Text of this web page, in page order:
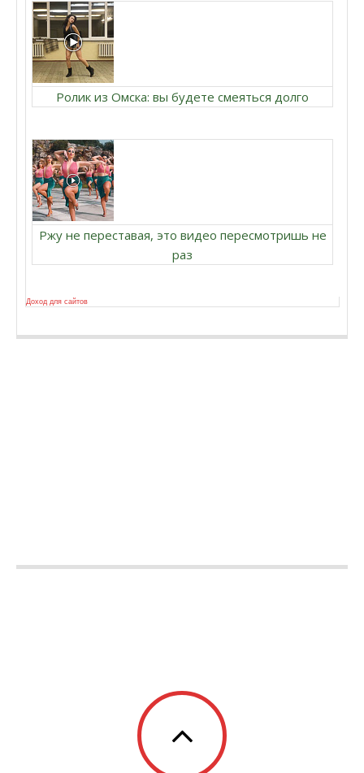
Ролик из Омска: вы будете смеяться долго
Ржу не переставая, это видео пересмотришь не
раз
Доход для сайтов